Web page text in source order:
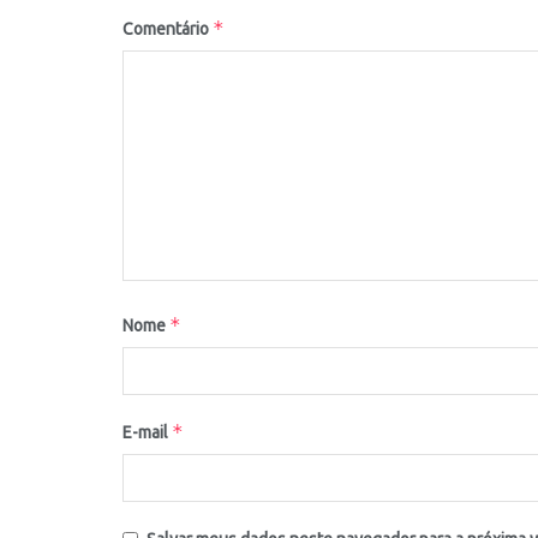
Comentário *
Nome *
E-mail *